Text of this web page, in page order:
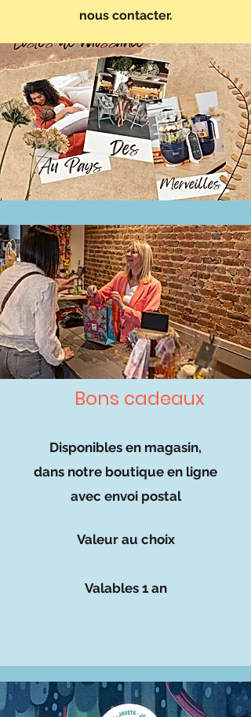
nous contacter.
Bons cadeaux
Disponibles en magasin,
dans notre boutique en ligne
avec envoi postal
Valeur au choix
Valables 1 an